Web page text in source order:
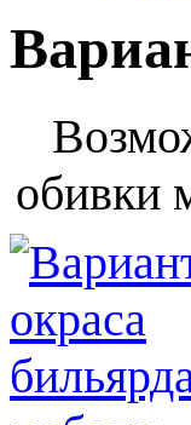
обивки